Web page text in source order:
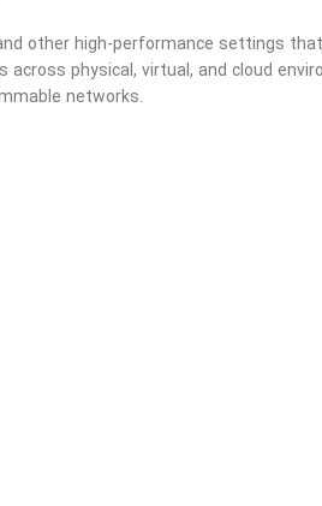
other high-performance settings
physical, virtual, and cloud
networks.